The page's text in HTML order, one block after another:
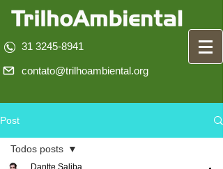
31 3245-8941
contato@trilhoambiental.org
Post
Todos posts
Dantte Saliba